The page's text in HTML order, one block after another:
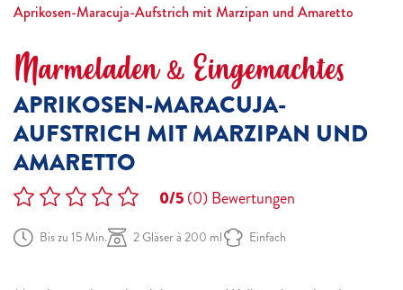
Aprikosen-Maracuja-Aufstrich mit Marzipan und Amaretto
Marmeladen & Eingemachtes
APRIKOSEN-MARACUJA-
AUFSTRICH MIT MARZIPAN UND
AMARETTO
0/5(0)Bewertungen
Bis zu 15 Min. 2 Gläser à 200 ml Einfach